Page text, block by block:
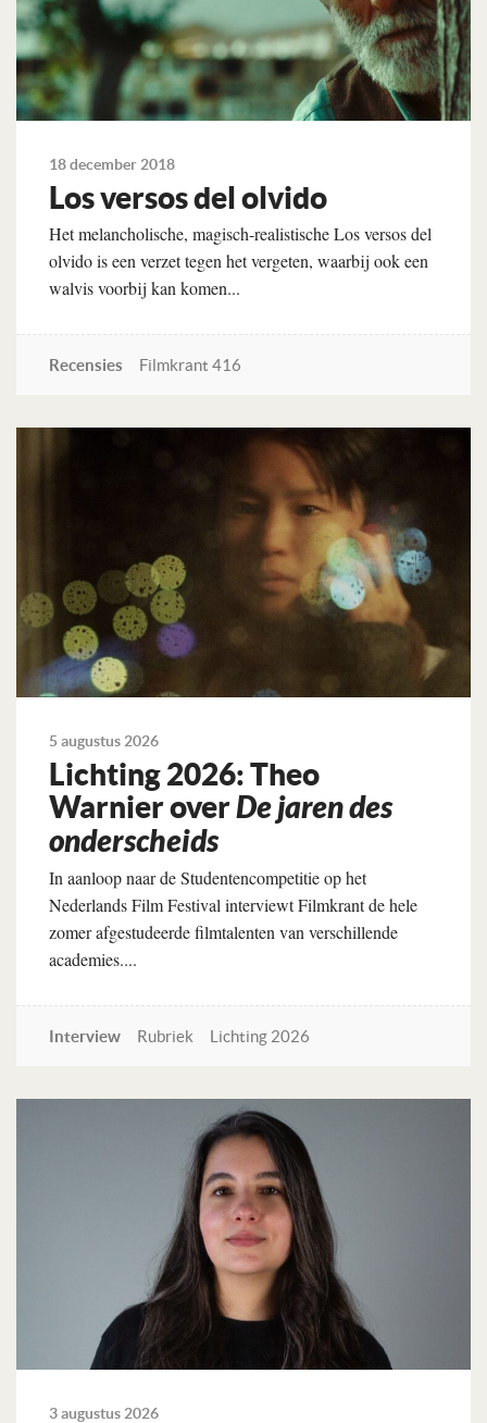
18 december 2018
Los versos del olvido
Het melancholische, magisch-realistische Los versos del
olvido is een verzet tegen het vergeten, waarbij ook een
walvis voorbij kan komen...
Recensies Filmkrant 416
Lees verder
5 augustus 2026
Lichting 2026: Theo
Warnier overDe jaren des
onderscheids
In aanloop naar de Studentencompetitie op het
Nederlands Film Festival interviewt Filmkrant de hele
zomer afgestudeerde filmtalenten van verschillende
academies....
Interview Rubriek Lichting 2026
Lees verder
3 augustus 2026